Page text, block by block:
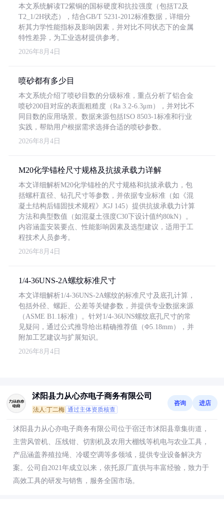
本文系统解读T2紫铜的国标硬度和抗拉强度（包括T2及
T2_1/2H状态），结合GB/T 5231-2012标准数据，详细分
析其力学性能指标及影响因素，并对比不同状态下的金属
特性差异，为工业选材提供参考。
2026年8月4日
喷砂都有多少目
本文系统介绍了喷砂目数的分级标准，重点分析了铝合金
喷砂200目对应的表面粗糙度（Ra 3.2-6.3μm），并对比不
同目数的应用场景。数据来源包括ISO 8503-1标准和行业
实践，帮助用户根据需求选择合适的喷砂参数。
2026年8月4日
M20化学锚栓尺寸规格及抗拔承载力详解
本文详细解析M20化学锚栓的尺寸规格和抗拔承载力，包
括螺杆直径、钻孔尺寸等参数，并依据专业标准（如《混
凝土结构后锚固技术规程》JGJ 145）提供抗拔承载力计算
方法和典型数值（如混凝土强度C30下设计值约80kN）。
内容涵盖安装要点、性能影响因素及选型建议，适用于工
程技术人员参考。
2026年8月4日
1/4-36UNS-2A螺纹标准尺寸
本文详细解析1/4-36UNS-2A螺纹的标准尺寸及底孔计算，
包括外径、螺距、公差等关键参数，并提供专业数据来源
（ASME B1.1标准）。针对1/4-36UNS螺纹底孔尺寸的常
见疑问，通过公式推导给出精确推荐值（Φ5.18mm），并
附加工艺建议与扩展知识。
2026年8月4日
沭阳县力从心亦电子商务有限公司
法人:丁二梅 通过主体资质核查
咨询 进店
沭阳县力从心亦电子商务有限公司位于宿迁市沭阳县章集街道，
主营风管机、压线钳、切割机及农用大棚线等机电与农业工具，
产品涵盖养殖拉绳、冷暖空调等多领域，提供专业设备解决方
案。公司自2021年成立以来，依托原厂直供与丰富经验，致力于
高效工具的研发与销售，服务全国市场。